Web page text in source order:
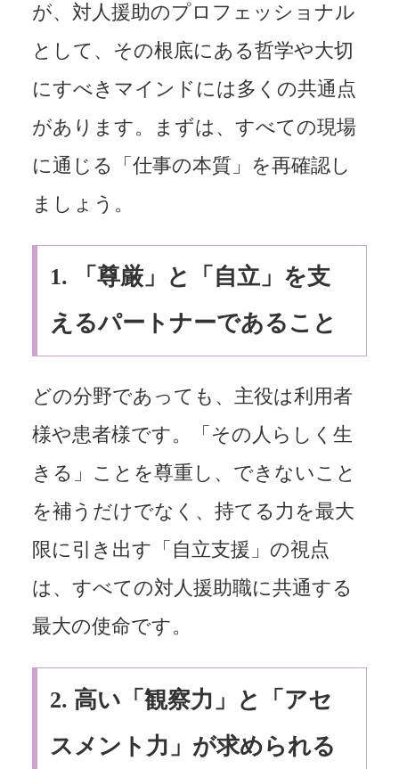
が、対人援助のプロフェッショナル
として、その根底にある哲学や大切
にすべきマインドには多くの共通点
があります。まずは、すべての現場
に通じる「仕事の本質」を再確認し
ましょう。
1.
「尊厳」と「自立」を支
えるパートナーであること
どの分野であっても、主役は利用者
様や患者様です。「その人らしく生
きる」ことを尊重し、できないこと
を補うだけでなく、持てる力を最大
限に引き出す「自立支援」の視点
は、すべての対人援助職に共通する
最大の使命です。
2. 高い「観察力」と「アセ
スメント力」が求められる